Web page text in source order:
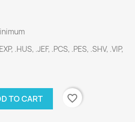
.HUS, .JEF, .PCS, .PES, .SHV, .VIP,
TO CART favorite_border